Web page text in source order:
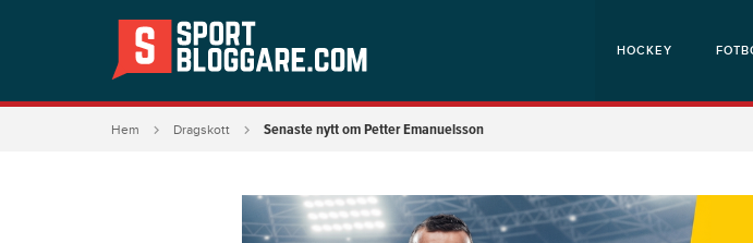
HOCKEY
Hem Dragskott Senaste nytt om Petter Emanuelsson